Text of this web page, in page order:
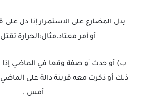
– يدل المضارع على الاستمرار إذا دل
أو أمر معتاد،مثال:الحرارة
ب) أو حدث أو صفة وقعا في الماضي إذا
ذلك أو ذكرت معه قرينة دالة على
أمس .